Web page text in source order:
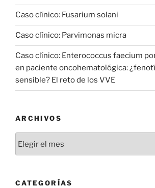
Caso clínico: Fusarium solani
Caso clínico: Parvimonas micra
Caso clínico: Enterococcus faecium
en paciente oncohematológica:
sensible? El reto de los VVE
ARCHIVOS
CATEGORÍAS